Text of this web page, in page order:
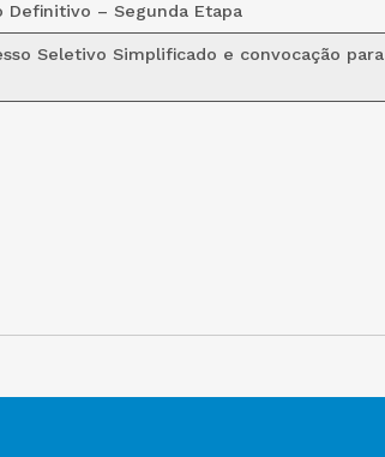
Definitivo – Segunda Etapa
Seletivo Simplificado e convocação para